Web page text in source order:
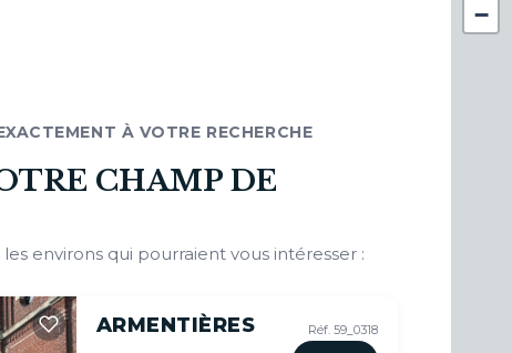
À VOTRE RECHERCHE
CHAMP DE
environs qui pourraient vous intéresser :
Réf. 59_0318
ARMENTIÈRES
−